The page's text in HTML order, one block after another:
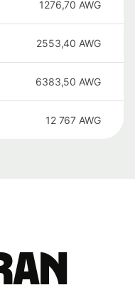
1276,70 AWG
2553,40 AWG
6383,50 AWG
12 767 AWG